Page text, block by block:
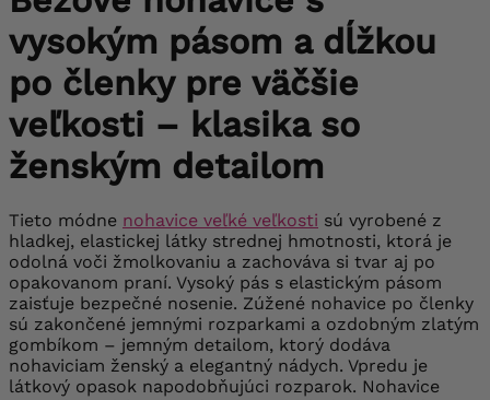
vysokým pásom a dĺžkou
po členky pre väčšie
veľkosti – klasika so
ženským detailom
Tieto módne nohavice veľké veľkosti sú vyrobené z
hladkej, elastickej látky strednej hmotnosti, ktorá je
odolná voči žmolkovaniu a zachováva si tvar aj po
opakovanom praní. Vysoký pás s elastickým pásom
zaisťuje bezpečné nosenie. Zúžené nohavice po členky
sú zakončené jemnými rozparkami a ozdobným zlatým
gombíkom – jemným detailom, ktorý dodáva
nohaviciam ženský a elegantný nádych. Vpredu je
látkový opasok napodobňujúci rozparok. Nohavice